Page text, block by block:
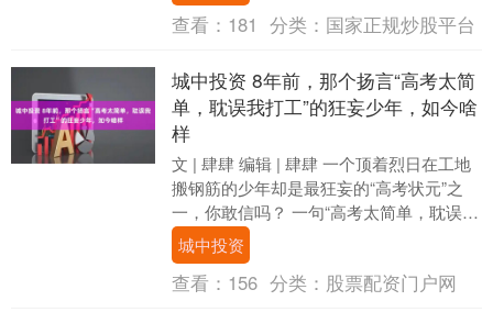
查看： 181 分类： 国家正规炒股平台
城中投资 8年前，那个扬言“高考太简
单，耽误我打工”的狂妄少年，如今啥
样
文 | 肆肆 编辑 | 肆肆 一个顶着烈日在工地
搬钢筋的少年却是最狂妄的“高考状元”之
一，你敢信吗？ 一句“高考太简单，耽误我
打工”瞬间引起哗然，无数人说他眼高....
城中投资
查看： 156 分类： 股票配资门户网